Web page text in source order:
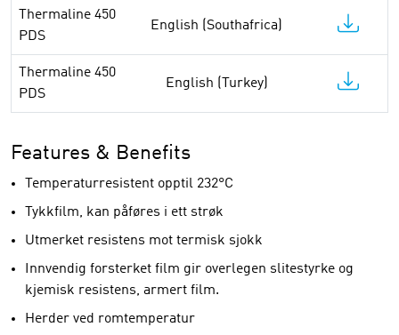
Thermaline 450
PDS
English (Southafrica)
Thermaline 450
PDS
English (Turkey)
Features & Benefits
Temperaturresistent opptil 232°C
Tykkfilm, kan påføres i ett strøk
Utmerket resistens mot termisk sjokk
Innvendig forsterket film gir overlegen slitestyrke og
kjemisk resistens, armert film.
Herder ved romtemperatur